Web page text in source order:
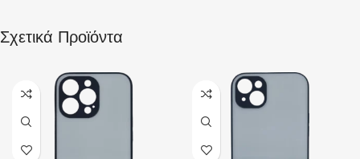
Σχετικά Προϊόντα